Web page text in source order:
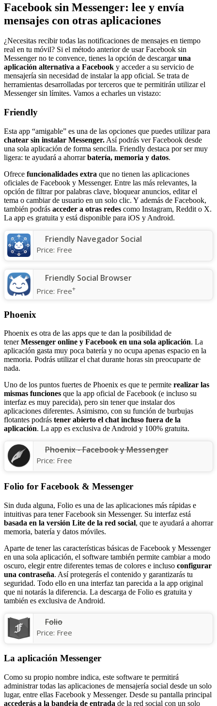
Facebook sin Messenger: lee y envía
mensajes con otras aplicaciones
¿Necesitas recibir todas las notificaciones de mensajes en tiempo
real en tu móvil? Si el método anterior de usar Facebook sin
Messenger no te convence, tienes la opción de descargaruna
aplicación alternativa a Facebook y acceder a su servicio de
mensajería sin necesidad de instalar la app oficial. Se trata de
herramientas desarrolladas por terceros que te permitirán utilizar el
Messenger sin límites. Vamos a echarles un vistazo:
Friendly
Esta app “amigable” es una de las opciones que puedes utilizar para
chatear sin instalar Messenger. Así podrás ver Facebook desde
una sola aplicación de forma sencilla. Friendly destaca por ser muy
ligera: te ayudará a ahorrarbatería, memoria y datos.
Ofrece funcionalidades extra que no tienen las aplicaciones
oficiales de Facebook y Messenger. Entre las más relevantes, la
opción de filtrar por palabras clave, bloquear anuncios, editar el
tema o cambiar de usuario en un solo clic. Y además de Facebook,
también podrás acceder a otras redes como Instagram, Reddit o X.
La app es gratuita y está disponible para iOS y Android.
Friendly Navegador Social
Price: Free
Friendly Social Browser
Price: Free+
Phoenix
Phoenix es otra de las apps que te dan la posibilidad de
tenerMessenger online y Facebook en una sola aplicación. La
aplicación gasta muy poca batería y no ocupa apenas espacio en la
memoria. Podrás utilizar el chat durante horas sin preocuparte de
nada.
Uno de los puntos fuertes de Phoenix es que te permite realizar las
mismas funciones que la app oficial de Facebook (e incluso su
interfaz es muy parecida), pero sin tener que instalar dos
aplicaciones diferentes. Asimismo, con su función de burbujas
flotantes podrás tener abierto el chat incluso fuera de la
aplicación. La app es exclusiva de Android y 100% gratuita.
Phoenix - Facebook y Messenger
Price: Free
Folio for Facebook & Messenger
Sin duda alguna, Folio es una de las aplicaciones más rápidas e
intuitivas para tener Facebook sin Messenger. Su interfaz está
basada en la versión Lite de la red social, que te ayudará a ahorrar
memoria, batería y datos móviles.
Aparte de tener las características básicas de Facebook y Messenger
en una sola aplicación, el software también permite cambiar a modo
oscuro, elegir entre diferentes temas de colores e incluso configurar
una contraseña. Así protegerás el contenido y garantizarás tu
seguridad. Todo ello en una interfaz tan parecida a la app original
que ni notarás la diferencia. La descarga de Folio es gratuita y
también es exclusiva de Android.
Folio
Price: Free
La aplicación Messenger
Como su propio nombre indica, este software te permitirá
administrar todas las aplicaciones de mensajería social desde un solo
lugar, entre ellas Facebook y Messenger. Desde su pantalla principal
accederás a la bandeja de entrada de la red social con un solo